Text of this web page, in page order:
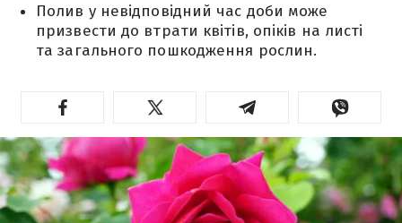
Полив у невідповідний час доби може
призвести до втрати квітів, опіків на листі
та загального пошкодження рослин.